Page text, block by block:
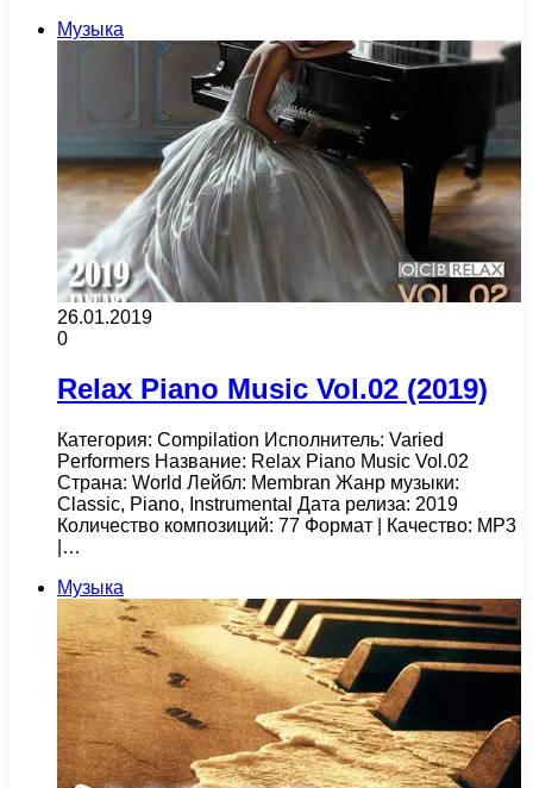
Музыка
26.01.2019
0
Relax Piano Music Vol.02 (2019)
Категория: Compilation Исполнитель: Varied
Performers Название: Relax Piano Music Vol.02
Страна: World Лейбл: Membran Жанр музыки:
Classic, Piano, Instrumental Дата релиза: 2019
Количество композиций: 77 Формат | Качество: MP3
|…
Музыка